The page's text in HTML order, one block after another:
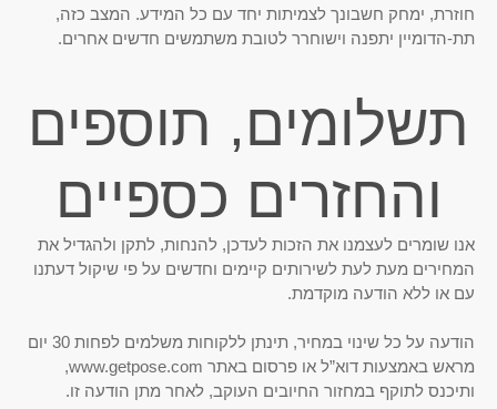
חוזרת, ימחק חשבונך לצמיתות יחד עם כל המידע. המצב כזה,
תת-הדומיין יתפנה וישוחרר לטובת משתמשים חדשים אחרים.
תשלומים, תוספים
והחזרים כספיים
אנו שומרים לעצמנו את הזכות לעדכן, להנחות, לתקן ולהגדיל את
המחירים מעת לעת לשירותים קיימים וחדשים על פי שיקול דעתנו
עם או ללא הודעה מוקדמת.
הודעה על כל שינוי במחיר, תינתן ללקוחות משלמים לפחות 30 יום
מראש באמצעות דוא”ל או פרסום באתר www.getpose.com,
ותיכנס לתוקף במחזור החיובים העוקב, לאחר מתן הודעה זו.